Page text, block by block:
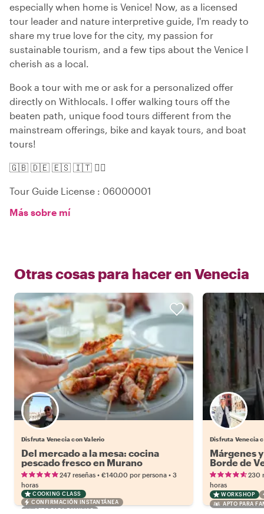
especially when home is Venice! Now, as a licensed
tour leader and nature interpretive guide, I'm ready to
share my true love for the city, my passion for
sustainable tourism, and a few tips about the Venice I
cherish as a local.
Book a tour with me or ask for a personalized offer
directly on Withlocals. I offer walking tours off the
beaten path, unique food tours different from the
mainstream offerings, bike and kayak tours, and boat
tours!
🇬🇧 🇩🇪 🇪🇸 🇮🇹 🏳️‍🌈
Tour Guide License : 06000001
Más sobre mí
Otras cosas para hacer en Venecia
Disfruta Venecia con Valerio
Del mercado a la mesa: cocina
pescado fresco en Murano
247 reseñas • €140.00 por persona • 3
horas
COOKING CLASS
CONFIRMACIÓN INSTANTÁNEA
APTO PARA FAMILIAS
Disfruta Venecia
Márgenes
Borde de
230
horas
WORKSHOP
APTO PARA